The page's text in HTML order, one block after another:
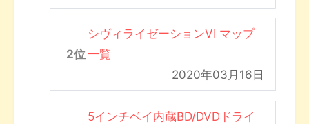
シヴィライゼーションVI マップ
一覧
2020年03月16日
5インチベイ内蔵BD/DVDドライ